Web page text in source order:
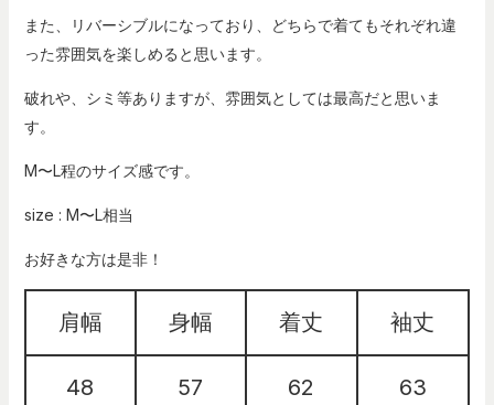
また、リバーシブルになっており、どちらで着てもそれぞれ違
った雰囲気を楽しめると思います。
破れや、シミ等ありますが、雰囲気としては最高だと思いま
す。
M〜L程のサイズ感です。
size : M〜L相当
お好きな方は是非！
肩幅 身幅 着丈 袖丈
48 57 62 63